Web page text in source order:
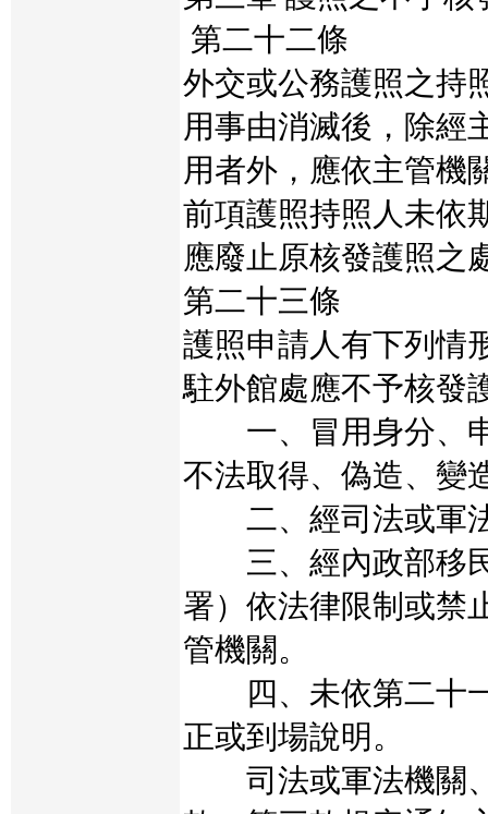
第二十二條
外交或公務護照之持
用事由消滅後，除經
用者外，應依主管機
前項護照持照人未依
應廢止原核發護照之
第二十三條
護照申請人有下列情
駐外館處應不予核發
一、冒用身分、申
不法取得、偽造、變
二、經司法或軍法
三、經內政部移
署）依法律限制或禁
管機關。
四、未依第二十一
正或到場說明。
司法或軍法機關